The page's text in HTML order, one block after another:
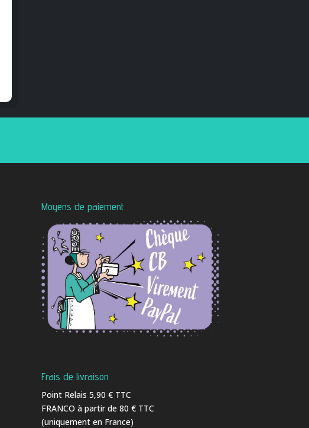
Moyens de paiement
Frais de livraison
Point Relais 5,90 € TTC
FRANCO à partir de 80 € TTC
(uniquement en France)